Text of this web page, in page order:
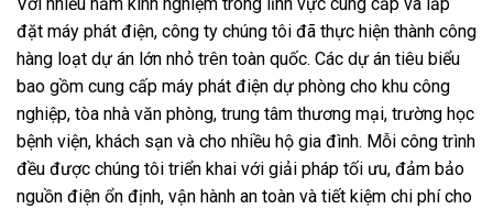
Với nhiều năm kinh nghiệm trong lĩnh vực cung cấp và lắp
đặt máy phát điện, công ty chúng tôi đã thực hiện thành công
hàng loạt dự án lớn nhỏ trên toàn quốc. Các dự án tiêu biểu
bao gồm cung cấp máy phát điện dự phòng cho khu công
nghiệp, tòa nhà văn phòng, trung tâm thương mại, trường học
bệnh viện, khách sạn và cho nhiều hộ gia đình. Mỗi công trình
đều được chúng tôi triển khai với giải pháp tối ưu, đảm bảo
nguồn điện ổn định, vận hành an toàn và tiết kiệm chi phí cho